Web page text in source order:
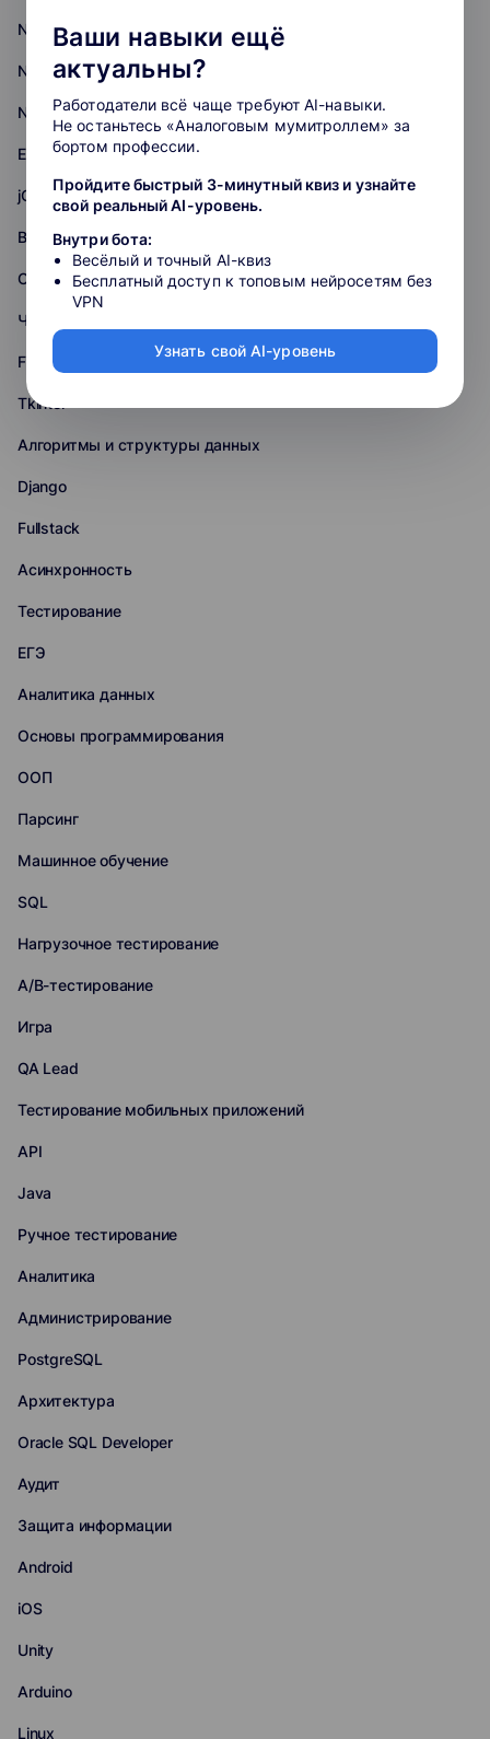
Nest.js
Next.js
Node.js
Express.js
jQuery
Backend
Oracle
Чат-боты
Flask
Tkinter
Алгоритмы и структуры данных
Django
Fullstack
Асинхронность
Тестирование
ЕГЭ
Аналитика данных
Основы программирования
ООП
Парсинг
Машинное обучение
SQL
Нагрузочное тестирование
A/B-тестирование
Игра
QA Lead
Тестирование мобильных приложений
API
Java
Ручное тестирование
Аналитика
Администрирование
PostgreSQL
Архитектура
Oracle SQL Developer
Аудит
Защита информации
Android
iOS
Unity
Arduino
Linux
Ваши навыки ещё
актуальны?
Работодатели всё чаще требуют AI-навыки.
Не останьтесь «Аналоговым мумитроллем» за
бортом профессии.
Пройдите быстрый 3-минутный квиз и узнайте
свой реальный AI-уровень.
Внутри бота:
Весёлый и точный AI-квиз
Бесплатный доступ к топовым нейросетям без
VPN
Узнать свой AI-уровень